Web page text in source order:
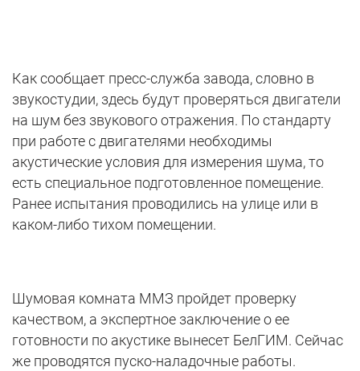
Как сообщает пресс-служба завода, словно в
звукостудии, здесь будут проверяться двигатели
на шум без звукового отражения. По стандарту
при работе с двигателями необходимы
акустические условия для измерения шума, то
есть специальное подготовленное помещение.
Ранее испытания проводились на улице или в
каком-либо тихом помещении.
Шумовая комната ММЗ пройдет проверку
качеством, а экспертное заключение о ее
готовности по акустике вынесет БелГИМ. Сейчас
же проводятся пуско-наладочные работы.